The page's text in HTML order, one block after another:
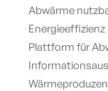
Abwärme
Plattform für